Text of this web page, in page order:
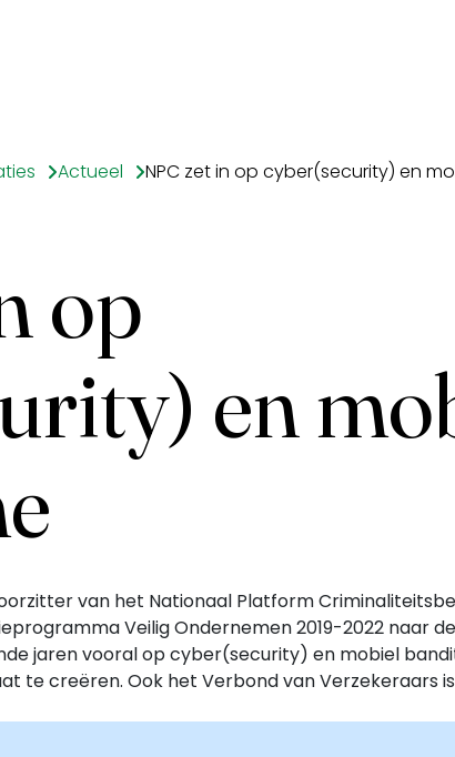
Actueel
op
en
van het Nationaal Platform
Veilig Ondernemen 2019-2022 naar
jaren vooral op cyber(security) en mobiel
te creëren. Ook het Verbond van Verzekeraars